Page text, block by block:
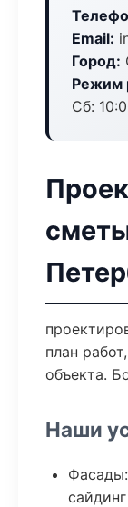
Email:
Город:
Режим
Сб:
план
объекта.
Наши
сайдинг